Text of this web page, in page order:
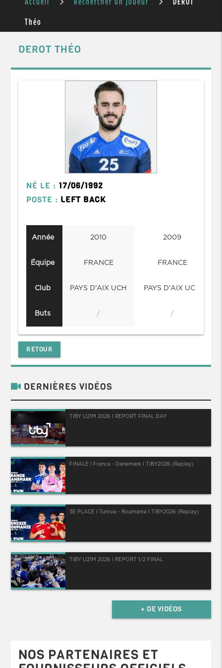
Théo
DEROT THÉO
NÉ LE : 17/06/1992
POSTE : LEFT BACK
Année
Équipe
Club
Buts
2010
FRANCE
PAYS D'AIX UCH
/
2009
FRANCE
PAYS D'AIX UCH
/
RETOUR
DERNIÈRES VIDÉOS
TIBY U21M 2026 I REPORT FINAL DAY
FINALE I France - Danemark I TIBY2026 (Replay)
3E PLACE I Tunisie - Roumanie I TIBY2026 (Replay)
TIBY U21M 2026 I REPORT 1/2 FINAL
+ DE VIDÉOS
NOS PARTENAIRES ET